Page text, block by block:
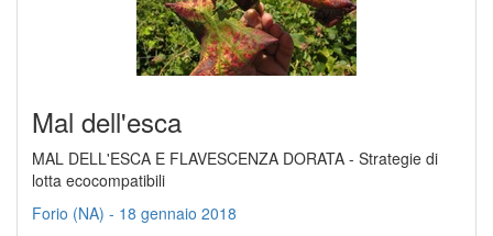
Mal dell'esca
MAL DELL'ESCA E FLAVESCENZA DORATA - Strategie di
lotta ecocompatibili
Forio (NA) - 18 gennaio 2018